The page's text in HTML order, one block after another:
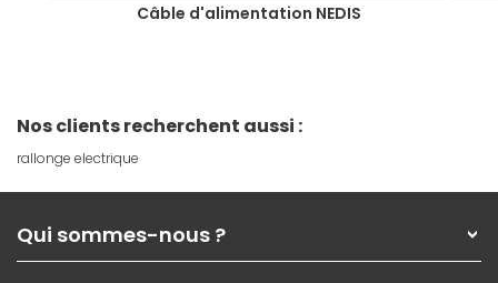
Câble d'alimentation NEDIS
Nos clients recherchent aussi :
rallonge electrique
Qui sommes-nous ?